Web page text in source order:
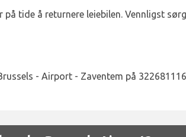
tide å returnere leiebilen. Vennligst
- Airport - Zaventem på